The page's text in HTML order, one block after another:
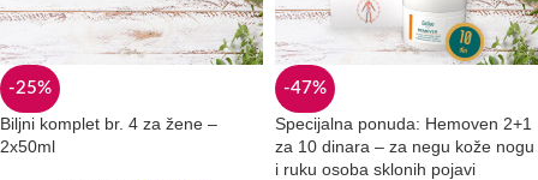
-25%
Biljni komplet br. 4 za žene –
2x50ml
-47%
Specijalna ponuda: Hemoven 2+1
za 10 dinara – za negu kože nogu
i ruku osoba sklonih pojavi